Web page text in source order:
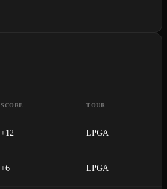
SCORE TOUR
+12 LPGA
+6 LPGA